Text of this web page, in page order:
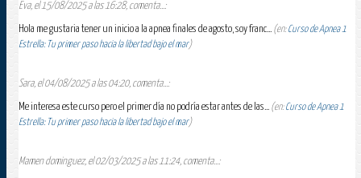
Eva, el 15/08/2025 a las 16:28, comenta...:
Hola me gustaria tener un inicio a la apnea finales de agosto, soy franc... (en:Curso de Apnea 1
Estrella: Tu primer paso hacia la libertad bajo el mar)
Sara, el 04/08/2025 a las 04:20, comenta...:
Me interesa este curso pero el primer día no podría estar antes de las... (en:Curso de Apnea 1
Estrella: Tu primer paso hacia la libertad bajo el mar)
Mamen dominguez, el 02/03/2025 a las 11:24, comenta...: